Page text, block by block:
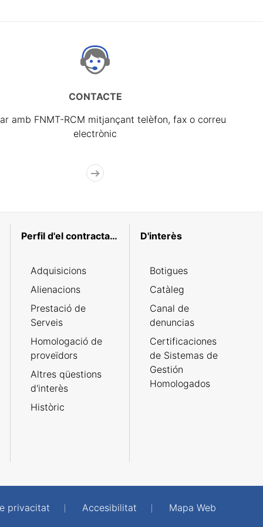
CONTACTE
amb FNMT-RCM mitjançant telèfon, fax o correu
electrònic
Perfil d'el contractant
Adquisicions
Alienacions
Prestació de
Serveis
Homologació de
proveïdors
Altres qüestions
d'interès
Històric
D'interès
Botigues
Catàleg
Canal de
denuncias
Certificaciones
de Sistemas de
Gestión
Homologados
privacitat Accesibilitat
Mapa Web